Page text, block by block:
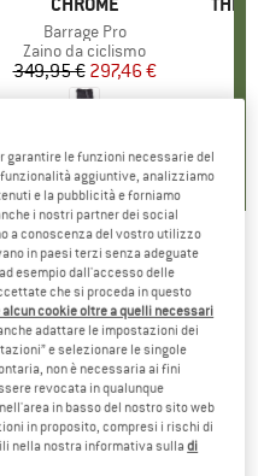
Articolo
Barrage Pro
Gruppo di prodotti
Zaino da ciclismo
Prezzo
349,95 €Prezzo ridotto
297,46 €
- Zainetto
garantire le funzioni necessarie del
aggiuntive, analizziamo
e la pubblicità e forniamo
i nostri partner dei social
a conoscenza del vostro utilizzo
in paesi terzi senza adeguate
esempio dall'accesso delle
che si proceda in questo
cookie oltre a quelli necessari
adattare le impostazioni dei
e selezionare le singole
non è necessaria ai fini
revocata in qualunque
in basso del nostro sito web
in proposito, compresi i rischi di
nella nostra informativa sulladi